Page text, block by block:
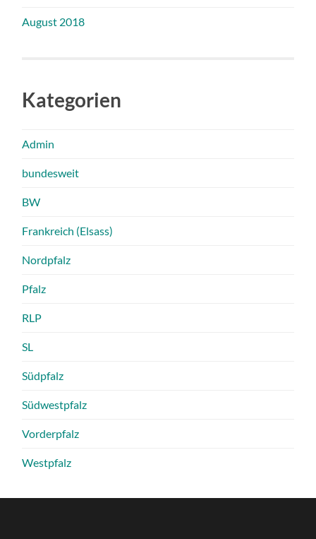
August 2018
Kategorien
Admin
bundesweit
BW
Frankreich (Elsass)
Nordpfalz
Pfalz
RLP
SL
Südpfalz
Südwestpfalz
Vorderpfalz
Westpfalz